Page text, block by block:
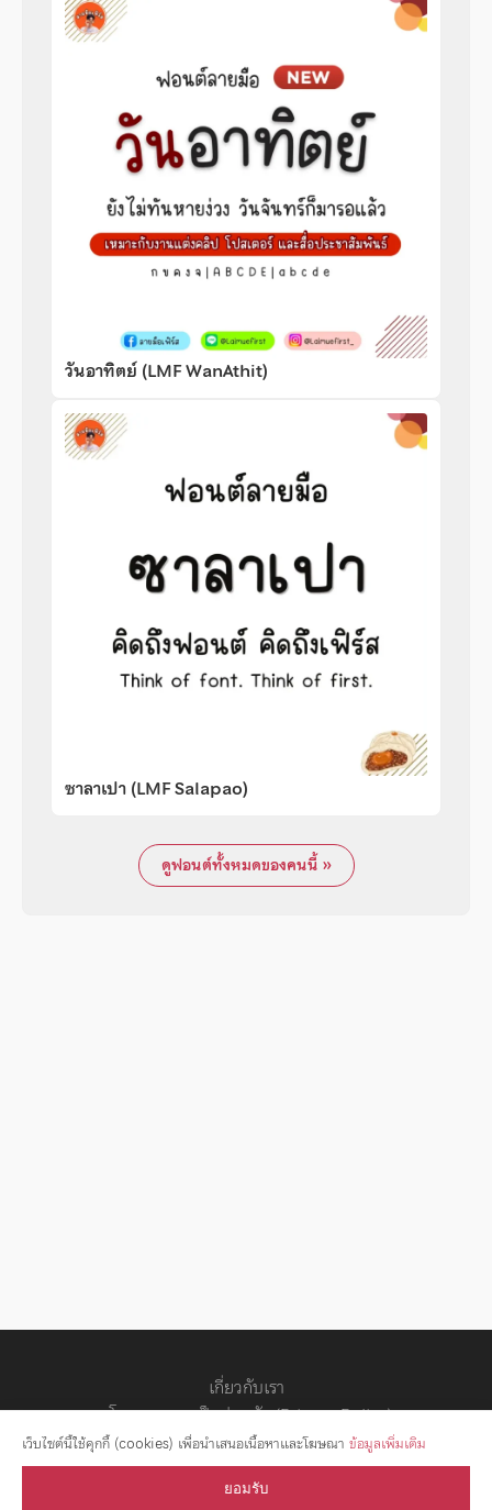
วันอาทิตย์ (LMF WanAthit)
ซาลาเปา (LMF Salapao)
ดูฟอนต์ทั้งหมดของคนนี้ »
เกี่ยวกับเรา
นโยบายความเป็นส่วนตัว (Privacy Policy)
สัญญาอนุญาต
เว็บไซต์นี้ใช้คุกกี้ (cookies) เพื่อนำเสนอเนื้อหาและโฆษณา ข้อมูลเพิ่มเติม
ยอมรับ